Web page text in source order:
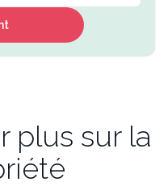
plus sur la